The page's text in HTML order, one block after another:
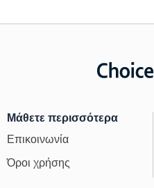
Μάθετε περισσότερα
Επικοινωνία
Όροι χρήσης